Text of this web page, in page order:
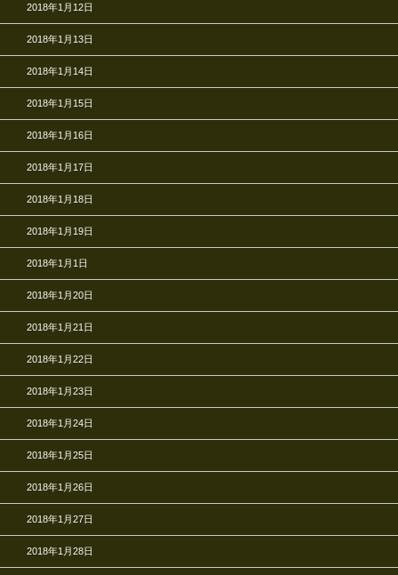
2018年1月12日
2018年1月13日
2018年1月14日
2018年1月15日
2018年1月16日
2018年1月17日
2018年1月18日
2018年1月19日
2018年1月1日
2018年1月20日
2018年1月21日
2018年1月22日
2018年1月23日
2018年1月24日
2018年1月25日
2018年1月26日
2018年1月27日
2018年1月28日